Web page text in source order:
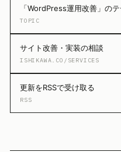
「WordPress運用改善」の
TOPIC
サイト改善・実装の相談
ISHIKAWA.CO/SERVICES
更新をRSSで受け取る
RSS